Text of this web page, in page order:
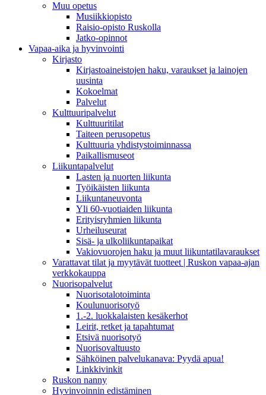
Muu opetus
Musiikkiopisto
Raisio-opisto Ruskolla
Jatko-opinnot
Vapaa-aika ja hyvinvointi
Kirjasto
Kirjastoaineistojen haku, varaukset ja lainojen
uusinta
Kokoelmat
Palvelut
Kulttuuripalvelut
Kulttuuritilat
Taiteen perusopetus
Kulttuuria yhdistystoiminnassa
Paikallismuseot
Liikuntapalvelut
Lasten ja nuorten liikunta
Työikäisten liikunta
Liikuntaneuvonta
Yli 60-vuotiaiden liikunta
Erityisryhmien liikunta
Urheiluseurat
Sisä- ja ulkoliikuntapaikat
Vakiovuorojen haku ja muut liikuntatilavaraukset
Varattavat tilat ja myytävät tuotteet | Ruskon vapaa-ajan
verkkokauppa
Nuorisopalvelut
Nuorisotalotoiminta
Koulunuorisotyö
1.-2. luokkalaisten kesäkerhot
Leirit, retket ja tapahtumat
Etsivä nuorisotyö
Nuorisovaltuusto
Sähköinen palvelukanava: Pyydä apua!
Linkkivinkit
Ruskon nanny
Hyvinvoinnin edistäminen